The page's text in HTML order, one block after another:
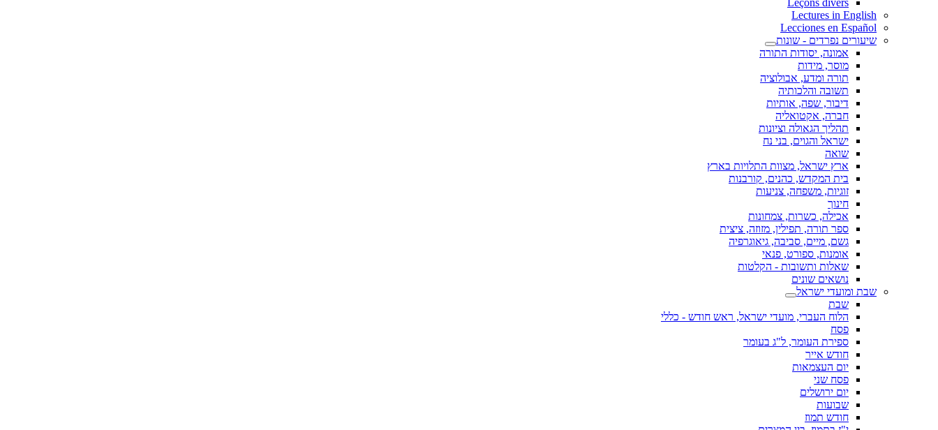
Leçons divers
Lectures in English
Lecciones en Español
שיעורים נפרדים - שונות
אמונה, יסודות התורה
מוסר, מידות
תורה ומדע, אבולוציה
תשובה והלכותיה
דיבור, שפה, אותיות
חברה, אקטואליה
תהליך הגאולה וציונות
ישראל והגוים, בני נח
שואה
ארץ ישראל, מצוות התלויות בארץ
בית המקדש, כהנים, קורבנות
זוגיות, משפחה, צניעות
חינוך
אכילה, כשרות, צמחונות
ספר תורה, תפילין, מזוזה, ציצית
גשם, מיים, סביבה, גיאוגרפיה
אומנות, ספורט, פנאי
שאלות ותשובות - הקלטות
נושאים שונים
שבת ומועדי ישראל
שבת
הלוח העברי, מועדי ישראל, ראש חודש - כללי
פסח
ספירת העומר, ל"ג בעומר
חודש אייר
יום העצמאות
פסח שני
יום ירושלים
שבועות
חודש תמוז